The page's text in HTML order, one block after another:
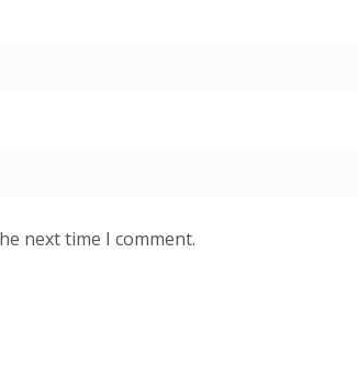
next time I comment.